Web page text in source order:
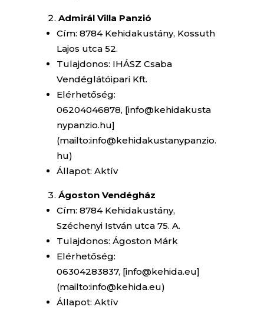
Admirál Villa Panzió
Cím: 8784 Kehidakustány, Kossuth
Lajos utca 52.
Tulajdonos: IHÁSZ Csaba
Vendéglátóipari Kft.
Elérhetőség:
06204046878, [info@kehidakusta
nypanzio.hu]
(mailto:info@kehidakustanypanzio.
hu)
Állapot: Aktív
Ágoston Vendégház
Cím: 8784 Kehidakustány,
Széchenyi István utca 75. A.
Tulajdonos: Ágoston Márk
Elérhetőség:
06304283837, [info@kehida.eu]
(mailto:info@kehida.eu)
Állapot: Aktív